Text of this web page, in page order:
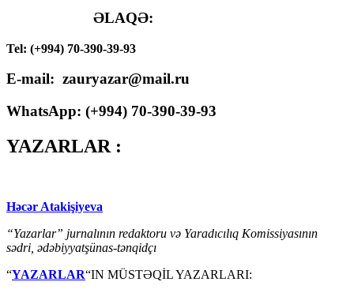
ƏLAQƏ:
Tel: (+994) 70-390-39-93
E-mail: zauryazar@mail.ru
WhatsApp: (+994) 70-390-39-93
YAZARLAR :
Həcər Atakişiyeva
“Yazarlar” jurnalının redaktoru və Yaradıcılıq Komissiyasının
sədri, ədəbiyyatşünas-tənqidçı
“YAZARLAR“IN MÜSTƏQİL YAZARLARI: